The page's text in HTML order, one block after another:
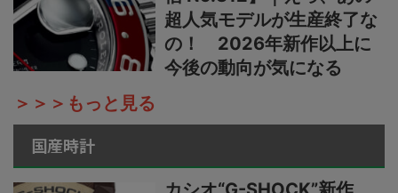
超人気モデルが生産終了な
の！ 2026年新作以上に
今後の動向が気になる
＞＞＞もっと見る
国産時計